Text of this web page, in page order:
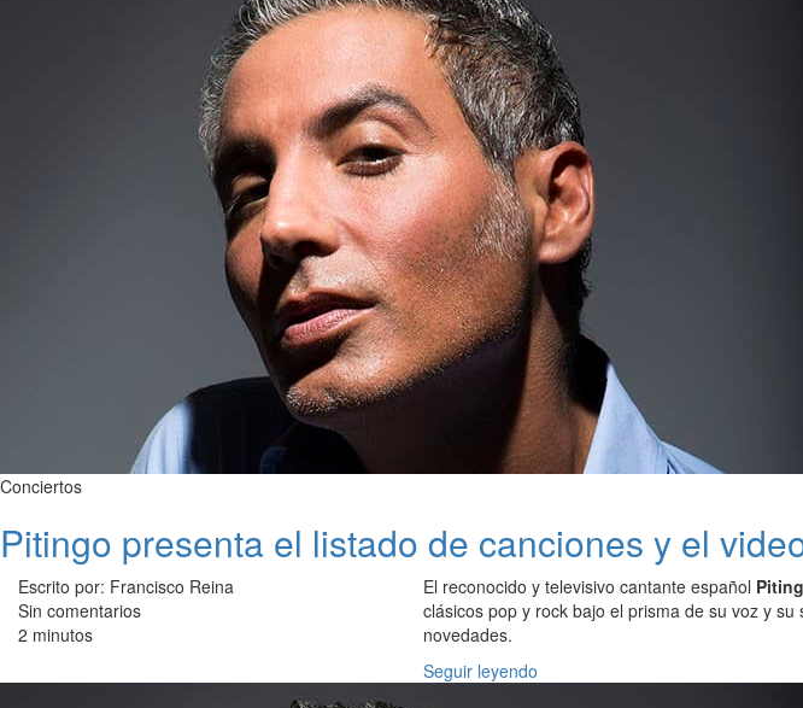
Conciertos
Pitingo presenta el listado de canciones y el
Escrito por: Francisco Reina
Sin comentarios
2 minutos
El reconocido y televisivo cantante español
clásicos pop y rock bajo el prisma de su voz y
novedades.
Seguir leyendo